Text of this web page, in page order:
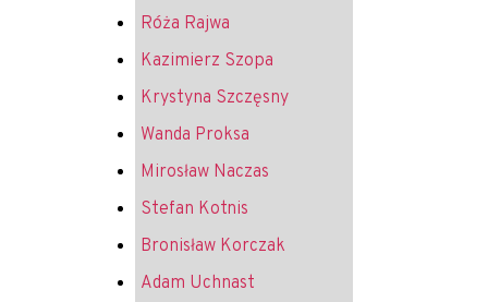
Róża Rajwa
Kazimierz Szopa
Krystyna Szczęsny
Wanda Proksa
Mirosław Naczas
Stefan Kotnis
Bronisław Korczak
Adam Uchnast